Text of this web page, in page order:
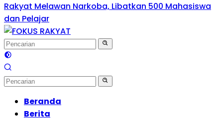
Rakyat Melawan Narkoba, Libatkan 500 Mahasiswa
dan Pelajar
Beranda
Berita